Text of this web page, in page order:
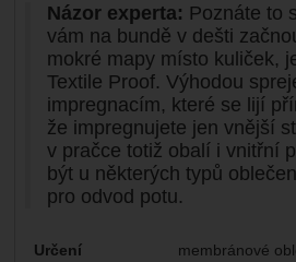
Názor experta: Poznáte to
vám na bundě v dešti
mokré mapy místo kuliček,
Textile Proof. Výhodou
impregnacím, které se lijí
že impregnujete jen vnější
v pračce totiž obalí i vnitřní
být u některých typů
pro odvod potu.
Parametry
Určení membránové